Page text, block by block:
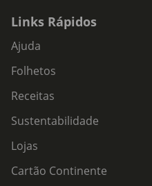
Links Rápidos
Ajuda
Folhetos
Receitas
Sustentabilidade
Lojas
Cartão Continente